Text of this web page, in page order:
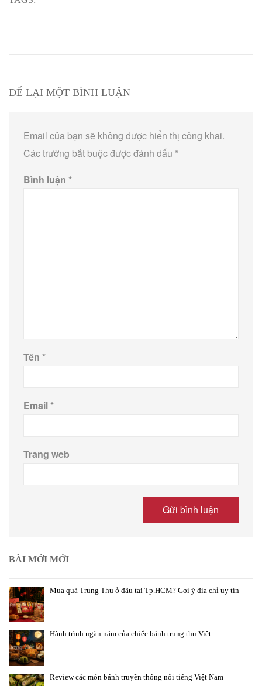
ĐỂ LẠI MỘT BÌNH LUẬN
Email của bạn sẽ không được hiển thị công khai.
Các trường bắt buộc được đánh dấu *
Bình luận *
Tên *
Email*
Trang web
BÀI MỚI MỚI
Mua quà Trung Thu ở đâu tại Tp.HCM? Gợi ý địa chỉ uy tín
Hành trình ngàn năm của chiếc bánh trung thu Việt
Review các món bánh truyền thống nổi tiếng Việt Nam